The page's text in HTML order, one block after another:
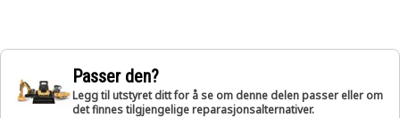
Passer den?
Legg til utstyret ditt for å se om denne delen passer eller om
det finnes tilgjengelige reparasjonsalternativer.